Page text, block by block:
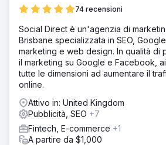
74 recensioni
Social Direct è un'agenzia di
Brisbane specializzata in SEO,
marketing e web design. In qualità di
il marketing su Google e Facebook,
tutte le dimensioni ad aumentare il
online.
Attivo in: United Kingdom
Pubblicità, SEO +7
Fintech, E-commerce +1
A partire da $1,000